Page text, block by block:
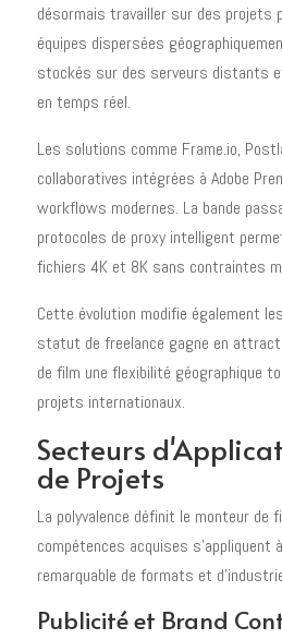
désormais travailler sur des projets
équipes dispersées
stockés sur des serveurs distants
en temps réel.
Les solutions comme Frame.io,
collaboratives intégrées à Adobe
workflows modernes. La bande
protocoles de proxy intelligent
fichiers 4K et 8K sans contraintes
Cette évolution modifie également
statut de freelance gagne en
de film une flexibilité géographique
projets internationaux.
Secteurs
de Projets
La polyvalence définit le monteur de
compétences acquises s'appliquent
remarquable de formats et
Publicité et Brand